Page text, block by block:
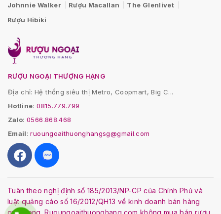
Johnnie Walker
Rượu Macallan
The Glenlivet
Rượu Hibiki
RƯỢU NGOẠI THƯỢNG HẠNG
Địa chỉ: Hệ thống siêu thị Metro, Coopmart, Big C...
Hotline:0815.779.799
Zalo:0566.868.468
Email:ruoungoaithuonghangsg@gmail.com
Tuân theo nghị định số 185/2013/NP-CP của Chính Phủ và
luật quảng cáo số 16/2012/QH13 về kinh doanh bán hàng
qua mạng. Ruoungoaithuonghang.com không mua bán rượu